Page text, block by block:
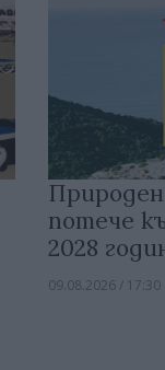
потече
2028
09.08.2026 / 17:30